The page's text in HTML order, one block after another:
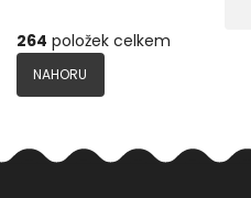
264 položek celkem
NAHORU